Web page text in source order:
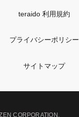
teraido 利用規約
プライバシーポリシー
サイトマップ
CORPORATION.